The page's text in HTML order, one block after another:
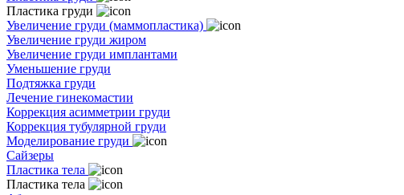
Пластика груди
Увеличение груди (маммопластика)
Увеличение груди жиром
Увеличение груди имплантами
Уменьшение груди
Подтяжка груди
Лечение гинекомастии
Коррекция асимметрии груди
Коррекция тубулярной груди
Моделирование груди
Сайзеры
Пластика тела
Пластика тела